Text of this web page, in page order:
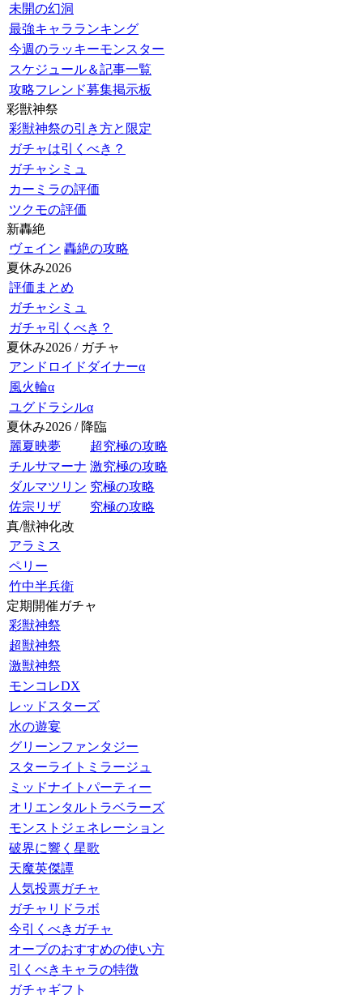
未開の幻洞
最強キャラランキング
今週のラッキーモンスター
スケジュール＆記事一覧
攻略フレンド募集掲示板
彩獣神祭
彩獣神祭の引き方と限定
ガチャは引くべき？
ガチャシミュ
カーミラの評価
ツクモの評価
新轟絶
ヴェイン 轟絶の攻略
夏休み2026
評価まとめ
ガチャシミュ
ガチャ引くべき？
夏休み2026 / ガチャ
アンドロイドダイナーα
風火輪α
ユグドラシルα
夏休み2026 / 降臨
麗夏映夢
超究極の攻略
チルサマーナ 激究極の攻略
ダルマツリン 究極の攻略
佐宗リザ
究極の攻略
真/獣神化改
アラミス
ペリー
竹中半兵衛
定期開催ガチャ
彩獣神祭
超獣神祭
激獣神祭
モンコレDX
レッドスターズ
水の遊宴
グリーンファンタジー
スターライトミラージュ
ミッドナイトパーティー
オリエンタルトラベラーズ
モンストジェネレーション
破界に響く星歌
天魔英傑譚
人気投票ガチャ
ガチャリドラボ
今引くべきガチャ
オーブのおすすめの使い方
引くべきキャラの特徴
ガチャギフト